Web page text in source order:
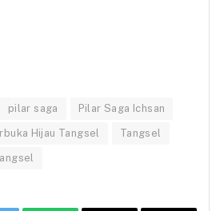
pilar saga Pilar Saga Ichsan
Hijau Tangsel Tangsel